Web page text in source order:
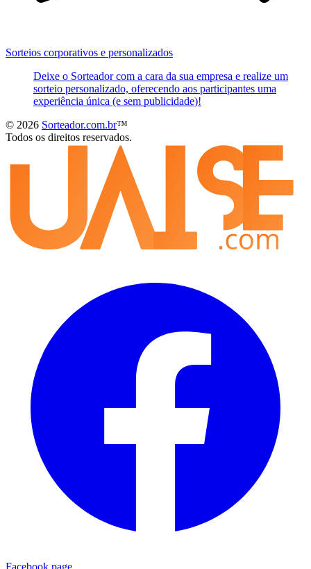
Sorteios corporativos e personalizados
Deixe o Sorteador com a cara da sua empresa e realize um
sorteio personalizado, oferecendo aos participantes uma
experiência única (e sem publicidade)!
© 2026 Sorteador.com.br™
Todos os direitos reservados.
Facebook page